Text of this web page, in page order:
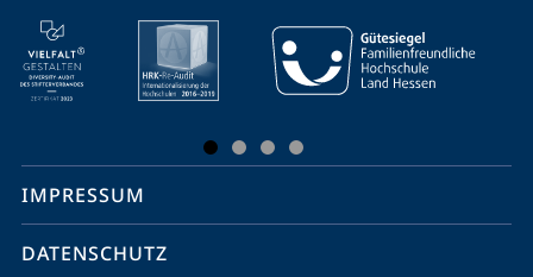
Mobile-
Service-
Navigation
Social
Media
Kontakte
IMPRESSUM
DATENSCHUTZ